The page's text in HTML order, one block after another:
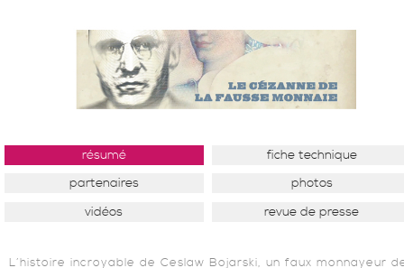
résumé
fiche technique
partenaires
photos
vidéos
revue de presse
L’histoire incroyable de Ceslaw Bojarski, un faux monnayeur